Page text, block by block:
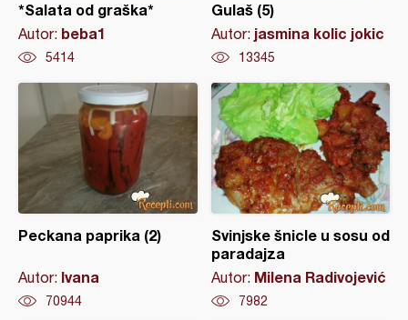
*Salata od graška*
Autor: beba1
5414
Gulaš (5)
Autor: jasmina kolic jokic
13345
Peckana paprika (2)
Autor: Ivana
70944
Svinjske šnicle u sosu od
paradajza
Autor: Milena Radivojević
7982